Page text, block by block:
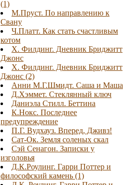
(1)
М.Пруст. По направлению к
Свану
Ч.Платт. Как стать счастливым
котом
Х. Филдинг. Дневник Бриджитт
Джонс
Х. Филдинг. Дневник Бриджитт
Джонс (2)
Анни М.Г.Шмидт. Саша и Маша
Д.Хэммет. Стеклянный ключ
Даниэла Стилл. Беттина
К.Нокс. Последнее
предупреждение
П.Г. Вудхауз. Вперед, Дживз!
Сат-Ок. Земля соленых скал
Сэй Сенагон. Записки у
изголовья
Д.К.Роулинг. Гарри Поттер и
философский камень (1)